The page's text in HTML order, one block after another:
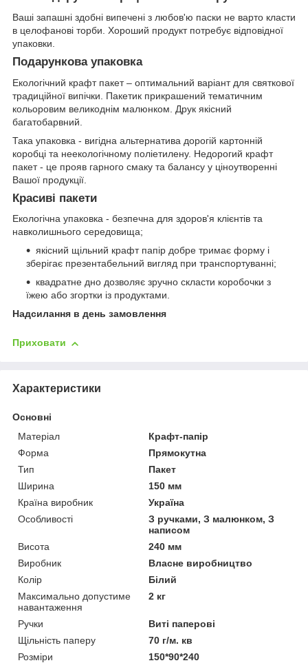
Ваші запашні здобні випечені з любов'ю паски не варто класти
в целофанові торби. Хороший продукт потребує відповідної
упаковки.
Подарункова упаковка
Екологічний крафт пакет – оптимальний варіант для святкової
традиційної випічки. Пакетик прикрашений тематичним
кольоровим великоднім малюнком. Друк якісний
багатобарвний.
Така упаковка - вигідна альтернатива дорогій картонній
коробці та неекологічному поліетилену. Недорогий крафт
пакет - це прояв гарного смаку та балансу у ціноутворенні
Вашої продукції.
Красиві пакети
Екологічна упаковка - безпечна для здоров'я клієнтів та
навколишнього середовища;
якісний щільний крафт папір добре тримає форму і
зберігає презентабельний вигляд при транспортуванні;
квадратне дно дозволяє зручно скласти коробочки з
їжею або згортки із продуктами.
Надсилання в день замовлення
Приховати
Характеристики
Основні
Матеріал
Крафт-папір
Форма
Прямокутна
Тип
Пакет
Ширина
150 мм
Країна виробник
Україна
Особливості
З ручками, З малюнком, З
написом
Висота
240 мм
Виробник
Власне виробництво
Колір
Білий
Максимально допустиме
навантаження
2 кг
Ручки
Виті паперові
Щільність паперу
70 г/м. кв
Розміри
150*90*240